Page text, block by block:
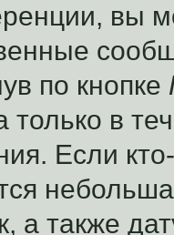
вы
по кнопке
только в
Если
а также